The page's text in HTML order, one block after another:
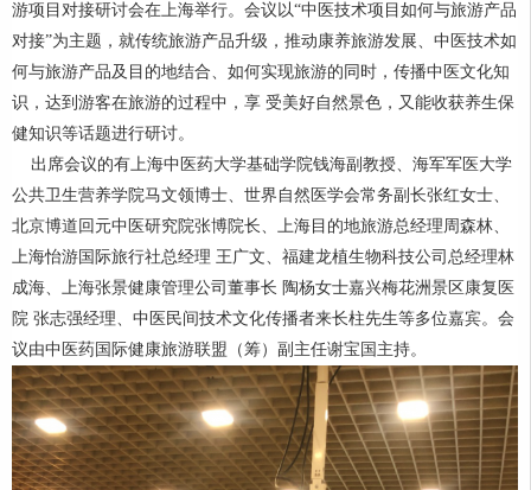
游项目对接研讨会在上海举行。会议以“中医技术项目如何与旅游产品
对接”为主题，就传统旅游产品升级，推动康养旅游发展、中医技术如
何与旅游产品及目的地结合、如何实现旅游的同时，传播中医文化知
识，达到游客在旅游的过程中，享 受美好自然景色，又能收获养生保
健知识等话题进行研讨。
出席会议的有上海中医药大学基础学院钱海副教授、海军军医大学
公共卫生营养学院马文领博士、世界自然医学会常务副长张红女士、
北京博道回元中医研究院张博院长、上海目的地旅游总经理周森林、
上海怡游国际旅行社总经理 王广文、福建龙植生物科技公司总经理林
成海、上海张景健康管理公司董事长 陶杨女士嘉兴梅花洲景区康复医
院 张志强经理、中医民间技术文化传播者来长柱先生等多位嘉宾。会
议由中医药国际健康旅游联盟（筹）副主任谢宝国主持。